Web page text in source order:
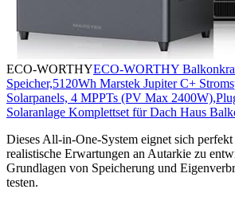
ECO-WORTHYECO-WORTHY
Speicher,5120Wh Marstek Jupiter C+
Solarpanels, 4 MPPTs (PV Max
Solaranlage Komplettset für Dach Haus
Dieses All-in-One-System eignet sich
realistische Erwartungen an Autarkie zu
Grundlagen von Speicherung und
testen.